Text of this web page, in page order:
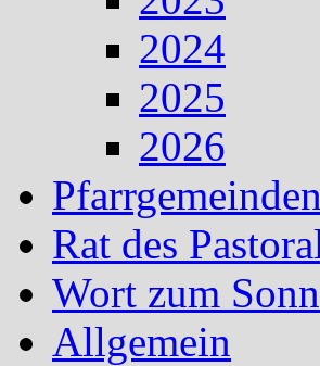
2024
2025
2026
Rat des
Wort zum
Allgemein